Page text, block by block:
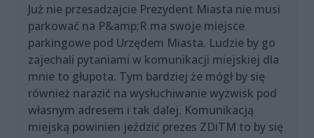
Już nie przesadzajcie Prezydent Miasta nie musi
parkować na P&amp;R ma swoje miejsce
parkingowe pod Urzędem Miasta. Ludzie by go
zajechali pytaniami w komunikacji miejskiej dla
mnie to głupota. Tym bardziej że mógł by się
również narazić na wysłuchiwanie wyzwisk pod
własnym adresem i tak dalej. Komunikacją
miejską powinien jeździć prezes ZDiTM to by się